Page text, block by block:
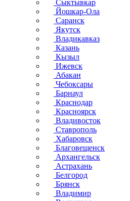
Сыктывкар
Йошкар-Ола
Саранск
Якутск
Владикавказ
Казань
Кызыл
Ижевск
Абакан
Чебоксары
Барнаул
Краснодар
Красноярск
Владивосток
Ставрополь
Хабаровск
Благовещенск
Архангельск
Астрахань
Белгород
Брянск
Владимир